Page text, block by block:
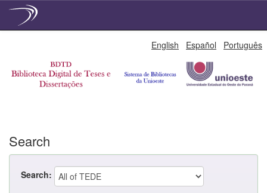
English Español Português
Search
Search: